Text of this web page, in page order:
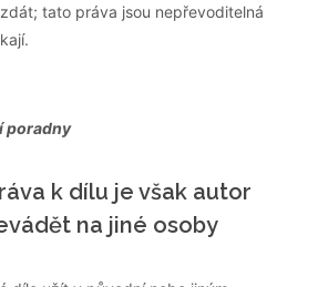
tato práva jsou nepřevoditelná
poradny
k dílu je však autor
na jiné osoby